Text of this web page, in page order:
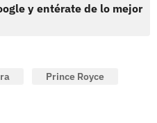
y entérate de lo mejor
Prince Royce